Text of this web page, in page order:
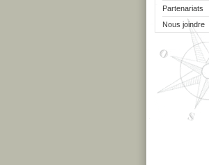
Partenariats
Nous joindre